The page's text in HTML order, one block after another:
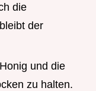
die
der
und die
zu halten.